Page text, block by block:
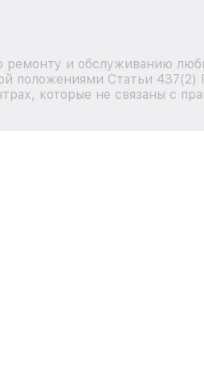
ремонту и обслуживанию
положениями Статьи 437(2)
которые не связаны с